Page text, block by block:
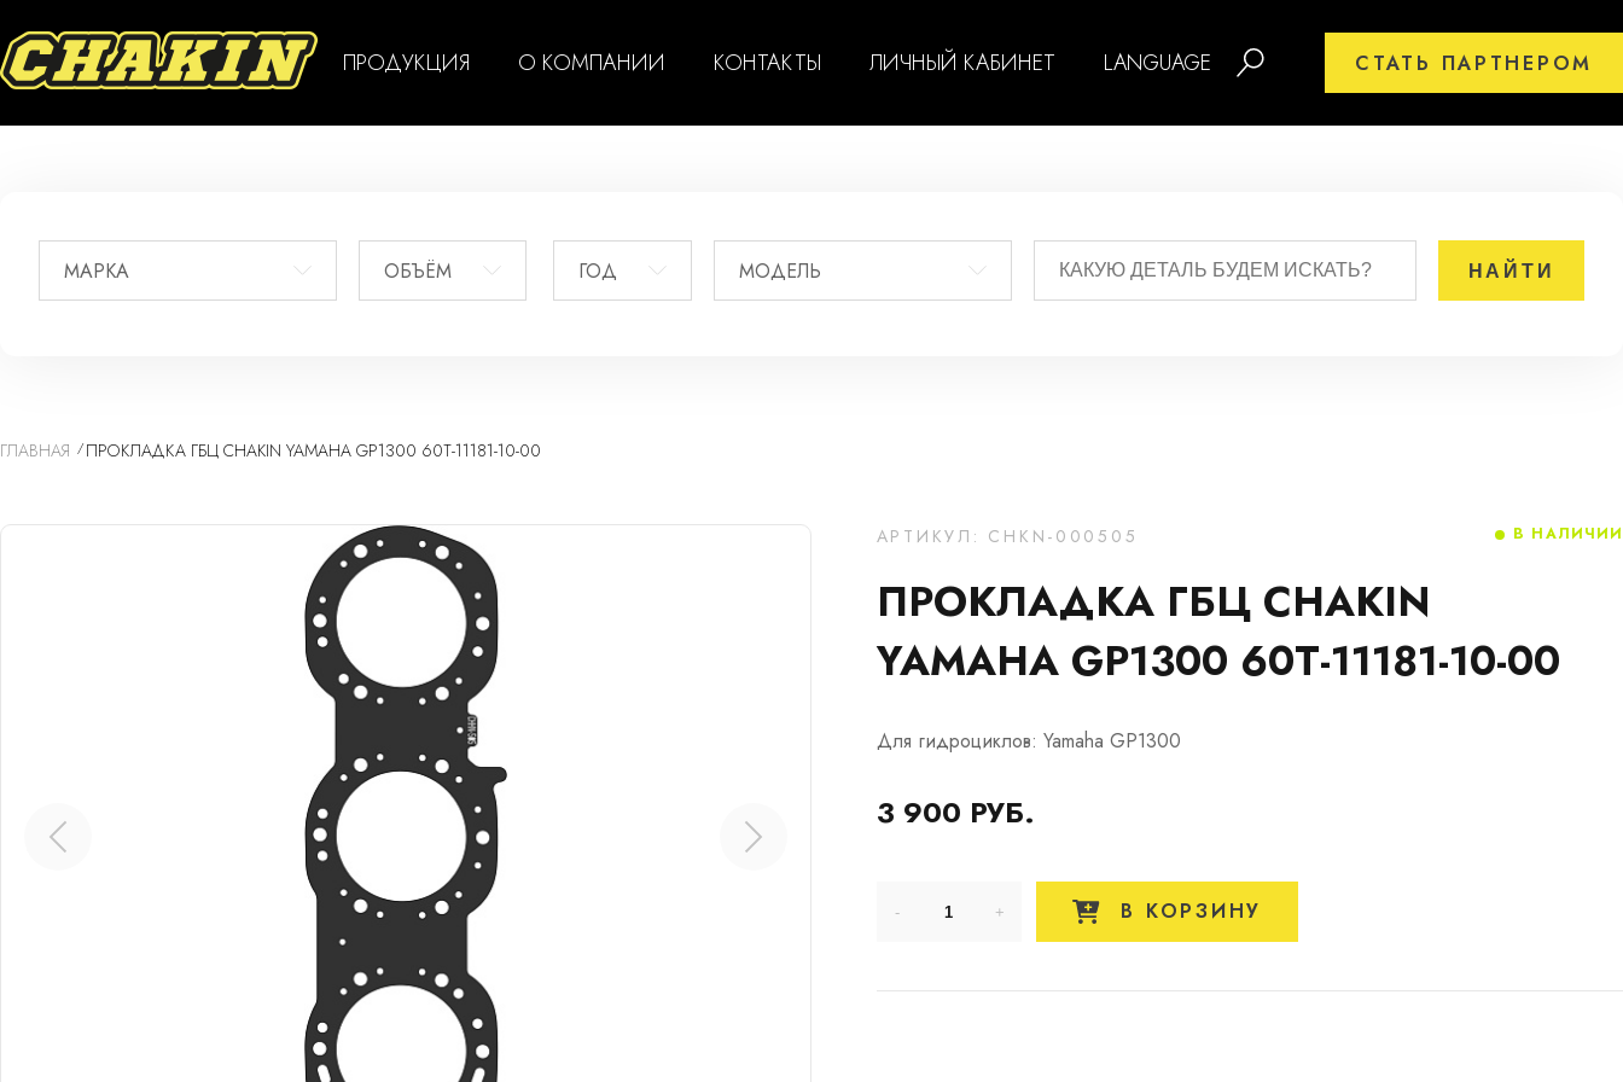
ПРОДУКЦИЯ О КОМПАНИИ КОНТАКТЫ ЛИЧНЫЙ КАБИНЕТ LANGUAGE СТАТЬ ПАРТНЕРОМ
МАРКА ОБЪЁМ ГОД МОДЕЛЬ
ГЛАВНАЯ ПРОКЛАДКА ГБЦ CHAKIN YAMAHA GP1300 60T-11181-10-00
АРТИКУЛ: CHKN-000505
ПРОКЛАДКА ГБЦ CHAKIN
YAMAHA GP1300 60T-11181-10-00
Для гидроциклов: Yamaha GP1300
3 900 РУБ.
В НАЛИЧИИ
В КОРЗИНУ